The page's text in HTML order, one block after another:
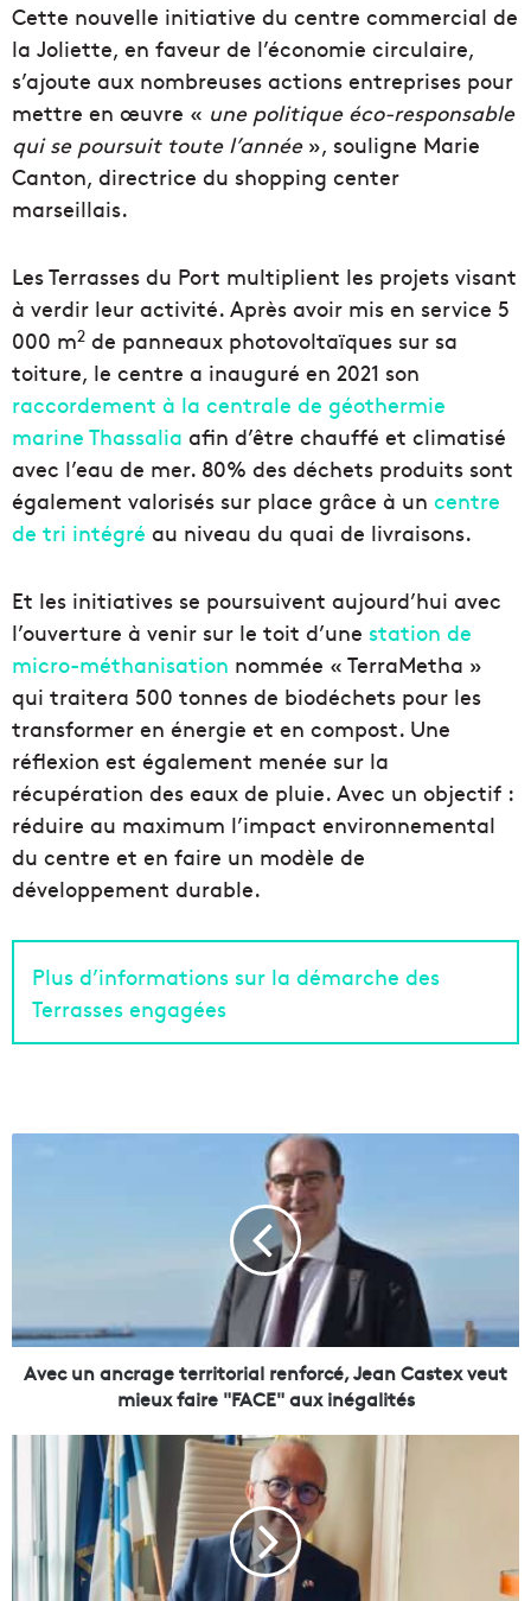
Cette nouvelle initiative du centre commercial de
la Joliette, en faveur de l’économie circulaire,
s’ajoute aux nombreuses actions entreprises pour
mettre en œuvre « une politique éco-responsable
qui se poursuit toute l’année», souligne Marie
Canton, directrice du shopping center
marseillais.
Les Terrasses du Port multiplient les projets visant
à verdir leur activité. Après avoir mis en service 5
000 m2 de panneaux photovoltaïques sur sa
toiture, le centre a inauguré en 2021 son
raccordement à la centrale de géothermie
marine Thassalia afin d’être chauffé et climatisé
avec l’eau de mer. 80% des déchets produits sont
également valorisés sur place grâce à un centre
de tri intégré au niveau du quai de livraisons.
Et les initiatives se poursuivent aujourd’hui avec
l’ouverture à venir sur le toit d’une station de
micro-méthanisation nommée « TerraMetha »
qui traitera 500 tonnes de biodéchets pour les
transformer en énergie et en compost. Une
réflexion est également menée sur la
récupération des eaux de pluie. Avec un objectif :
réduire au maximum l’impact environnemental
du centre et en faire un modèle de
développement durable.
Plus d’informations sur la démarche des
Terrasses engagées
c
r
Avec un ancrage territorial renforcé, Jean Castex veut
mieux faire "FACE" aux inégalités
p